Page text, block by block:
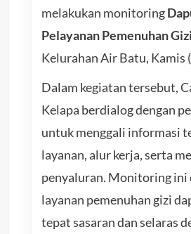
melakukan monitoring
Pelayanan Pemenuhan
Kelurahan Air Batu, Kamis
Dalam kegiatan tersebut,
Kelapa berdialog dengan
untuk menggali informasi
layanan, alur kerja, serta
penyaluran. Monitoring ini
layanan pemenuhan gizi
tepat sasaran dan selaras